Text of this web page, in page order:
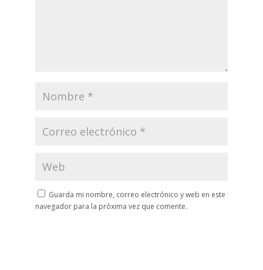
Guarda mi nombre, correo electrónico y web en este
navegador para la próxima vez que comente.